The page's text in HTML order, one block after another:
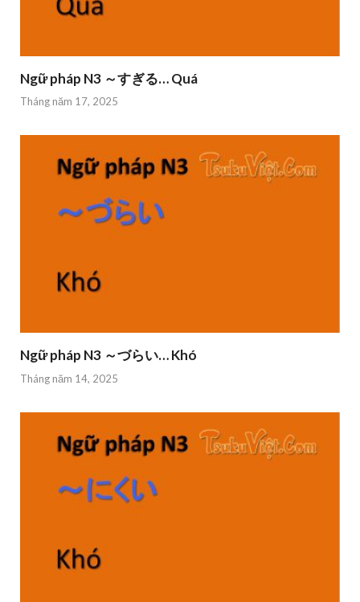
Ngữ pháp N3 ～すぎる… Quá
Tháng năm 17, 2025
Ngữ pháp N3 ～づらい… Khó
Tháng năm 14, 2025